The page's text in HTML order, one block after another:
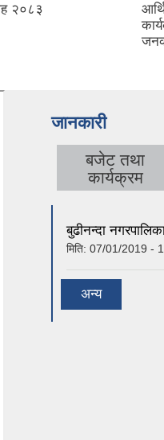
२०८३
जानकारी
बजेट तथा
कार्यक्रम
बुढीनन्दा
मिति: 07/01/2019 -
अन्य